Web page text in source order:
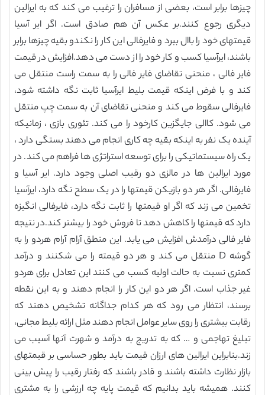
چیزها برابر است، بعضی از مسافران را ترغیب می کند که به ایرالین
دیگری رجوع کنند.بر عکس آن هم صادق است. اگر ایر آسیا
قیمتهای خود را باال ببرد و فایرفالی این کار را نکندو بقیه چیزها برابر
باشند، ایرآسیا کسب و کار خود را از دست می دهد.افزایش در قیمت
فایر فالی ، منحنی تقاضای فایر فالی را به سمت راست منتقل می
کند و با فرض اینکه قیمت بلیط ایرآسیا ثابت نگه داشته شود،
فایرفالی سقوط می کند و منحنی تقاضای آن به سمت چپ منتقل
می شود. کاالی جایگزین کارخود را می کند. تئوری بازی ، زمانیکه
آینده یک نفر به اینکه بقیه چه کاری انجام می دهند بستگی دارد ،
یک راه سیستماتیکی را برای توسعه استراتژی ها فراهم می کند. در
مورد ایرالین ها در مالزی دو رقیب اصلی وجود دارد. ایر آسیا و
فایرفالی. اگر هر دو بازیکن قیمتها را در یک سطح نگه دارد، ایرآسیا
تخمین می زند که اگر او قیمتها را ثابت نگه دارد، فایرفالی انگیزه
دارد که قیمتها را کاهش دهد تا فروش خود را بیشتر کند.در نتیجه
فایر فالی درآمدش افزایش می یابد. این منطق آرام آرام هردو را به
گوشه D منتقل می کند و هر دو قیمته را می شکنند و درآمد
کمتری نسبت به حالت اولیه کسب می کنند این تعادل برای هردو
غیر جذاب است. اگر هر دو این کار را انجام دهند و به این نقطه
برسند، انتظار می رود که هر کدام جداگانه تشخیص دهند که
رقابت بیشتری را روی سایر عوامل انجام دهند مثل ارائه بلیط مجانی،
تبلیغ تهاجمی و … که به تدریج به درآمد و شهرت آنها آسیب می
زند.بنابراین ایرالین های ارزان قیمت باید بطور حساسی بر قیمتهای
بازار نظارت داشته باشند و قادر باشند که رفتار رقیب را پیش بینی
کنند. همیشه باید بدانیم که قیمت پایه چه ارزشی را به مشتری